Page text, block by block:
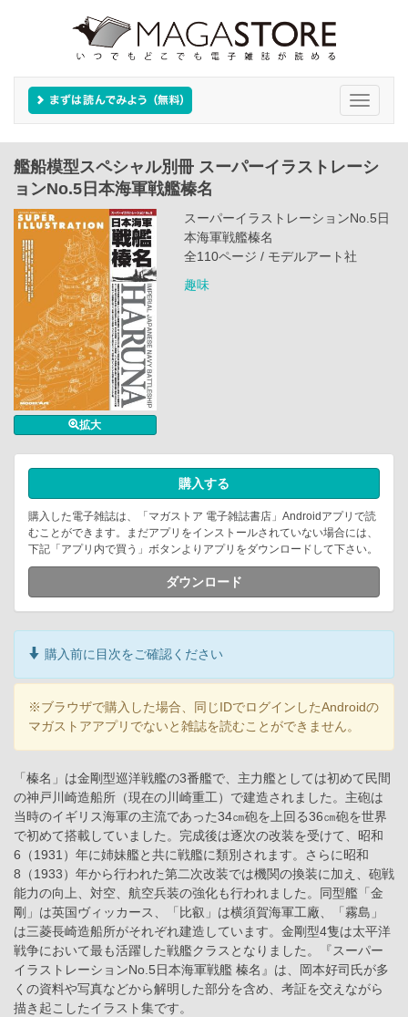
Toggle
艦船模型スペシャル別冊 スーパーイラストレーシ
ョンNo.5日本海軍戦艦榛名
拡大
スーパーイラストレーションNo.5日
本海軍戦艦榛名
全110ページ / モデルアート社
趣味
購入する
購入した電子雑誌は、「マガストア 電子雑誌書店」Androidアプリで読
むことができます。まだアプリをインストールされていない場合には、
下記「アプリ内で買う」ボタンよりアプリをダウンロードして下さい。
ダウンロード
購入前に目次をご確認ください
※ブラウザで購入した場合、同じIDでログインしたAndroidの
マガストアアプリでないと雑誌を読むことができません。
「榛名」は金剛型巡洋戦艦の3番艦で、主力艦としては初めて民間
の神戸川崎造船所（現在の川崎重工）で建造されました。主砲は
当時のイギリス海軍の主流であった34㎝砲を上回る36㎝砲を世界
で初めて搭載していました。完成後は逐次の改装を受けて、昭和
6（1931）年に姉妹艦と共に戦艦に類別されます。さらに昭和
8（1933）年から行われた第二次改装では機関の換装に加え、砲戦
能力の向上、対空、航空兵装の強化も行われました。同型艦「金
剛」は英国ヴィッカース、「比叡」は横須賀海軍工廠、「霧島」
は三菱長崎造船所がそれぞれ建造しています。金剛型4隻は太平洋
戦争において最も活躍した戦艦クラスとなりました。『スーパー
イラストレーションNo.5日本海軍戦艦 榛名』は、岡本好司氏が多
くの資料や写真などから解明した部分を含め、考証を交えながら
描き起こしたイラスト集です。